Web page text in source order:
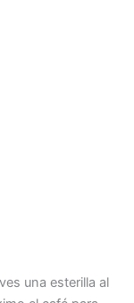
una esterilla al